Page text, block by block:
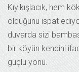
Kıyıkışlacık, hem
olduğunu ispat
duvarda sizi
bir köyün kendini
güçlü yönü.